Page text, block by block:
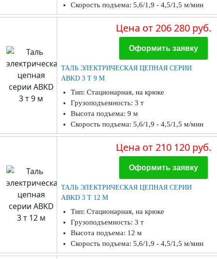
Скорость подъема: 5,6/1,9 - 4,5/1,5 м/мин
Цена от 206 280 руб.
Оформить заявку
ТАЛЬ ЭЛЕКТРИЧЕСКАЯ ЦЕПНАЯ СЕРИИ
ABKD 3 Т 9 М
Тип: Стационарная, на крюке
Грузоподъемность: 3 т
Высота подъема: 9 м
Скорость подъема: 5,6/1,9 - 4,5/1,5 м/мин
Цена от 210 120 руб.
Оформить заявку
ТАЛЬ ЭЛЕКТРИЧЕСКАЯ ЦЕПНАЯ СЕРИИ
ABKD 3 Т 12 М
Тип: Стационарная, на крюке
Грузоподъемность: 3 т
Высота подъема: 12 м
Скорость подъема: 5,6/1,9 - 4,5/1,5 м/мин